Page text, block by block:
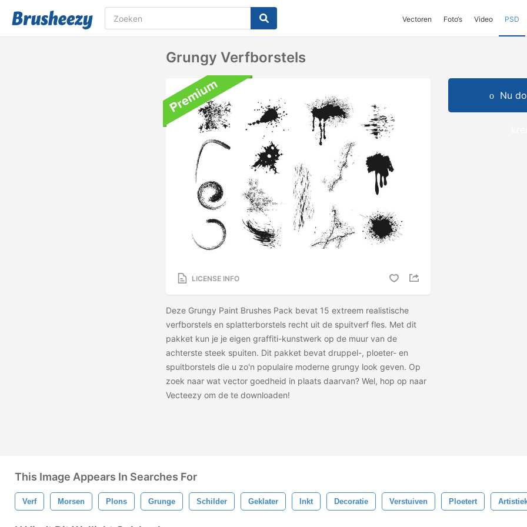
Vectoren Foto‘s Video PSD
Grungy Verfborstels
LICENSE INFO
Deze Grungy Paint Brushes Pack bevat 15 extreem realistische
verfborstels en splatterborstels recht uit de spuitverf fles. Met dit
pakket kun je je eigen graffiti-kunstwerk op de muur van de
achterste steek spuiten. Dit pakket bevat druppel-, ploeter- en
spuitborstels die u zo'n populaire moderne grungy look geven. Op
zoek naar wat vector goedheid in plaats daarvan? Wel, hop op naar
Vecteezy om de te downloaden!
Nu
This Image Appears In Searches For
Verf Morsen Plons Grunge Schilder Geklater Inkt Decoratie Verstuiven Ploetert